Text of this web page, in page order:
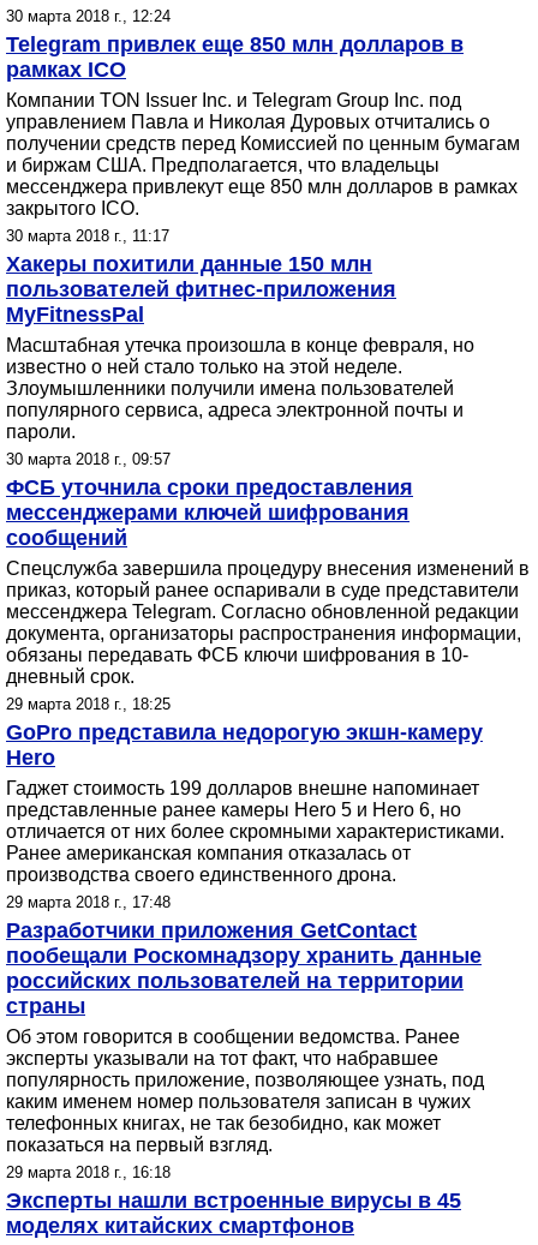
30 марта 2018 г., 12:24
Telegram привлек еще 850 млн долларов в
рамках ICO
Компании TON Issuer Inc. и Telegram Group Inc. под
управлением Павла и Николая Дуровых отчитались о
получении средств перед Комиссией по ценным бумагам
и биржам США. Предполагается, что владельцы
мессенджера привлекут еще 850 млн долларов в рамках
закрытого ICO.
30 марта 2018 г., 11:17
Хакеры похитили данные 150 млн
пользователей фитнес-приложения
MyFitnessPal
Масштабная утечка произошла в конце февраля, но
известно о ней стало только на этой неделе.
Злоумышленники получили имена пользователей
популярного сервиса, адреса электронной почты и
пароли.
30 марта 2018 г., 09:57
ФСБ уточнила сроки предоставления
мессенджерами ключей шифрования
сообщений
Спецслужба завершила процедуру внесения изменений в
приказ, который ранее оспаривали в суде представители
мессенджера Telegram. Согласно обновленной редакции
документа, организаторы распространения информации,
обязаны передавать ФСБ ключи шифрования в 10-
дневный срок.
29 марта 2018 г., 18:25
GoPro представила недорогую экшн-камеру
Hero
Гаджет стоимость 199 долларов внешне напоминает
представленные ранее камеры Hero 5 и Hero 6, но
отличается от них более скромными характеристиками.
Ранее американская компания отказалась от
производства своего единственного дрона.
29 марта 2018 г., 17:48
Разработчики приложения GetContact
пообещали Роскомнадзору хранить данные
российских пользователей на территории
страны
Об этом говорится в сообщении ведомства. Ранее
эксперты указывали на тот факт, что набравшее
популярность приложение, позволяющее узнать, под
каким именем номер пользователя записан в чужих
телефонных книгах, не так безобидно, как может
показаться на первый взгляд.
29 марта 2018 г., 16:18
Эксперты нашли встроенные вирусы в 45
моделях китайских смартфонов